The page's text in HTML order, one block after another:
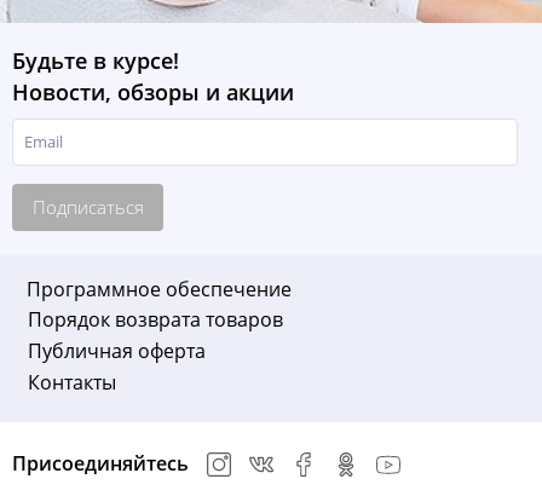
Будьте в курсе!
Новости, обзоры и акции
Подписаться
Программное обеспечение
Порядок возврата товаров
Публичная оферта
Контакты
Присоединяйтесь